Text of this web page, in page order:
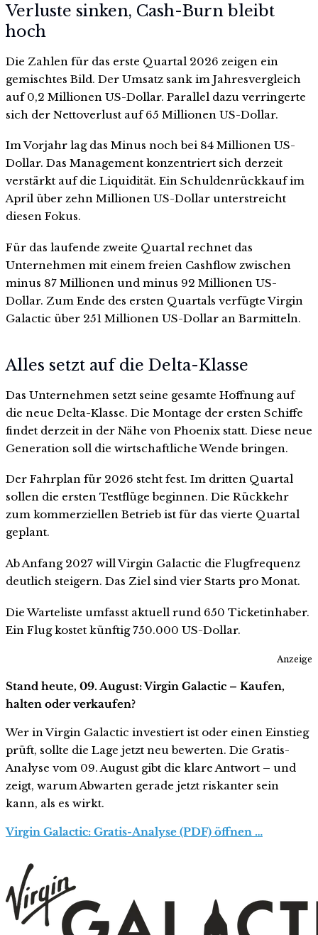
Verluste sinken, Cash-Burn bleibt
hoch
Die Zahlen für das erste Quartal 2026 zeigen ein
gemischtes Bild. Der Umsatz sank im Jahresvergleich
auf 0,2 Millionen US-Dollar. Parallel dazu verringerte
sich der Nettoverlust auf 65 Millionen US-Dollar.
Im Vorjahr lag das Minus noch bei 84 Millionen US-
Dollar. Das Management konzentriert sich derzeit
verstärkt auf die Liquidität. Ein Schuldenrückkauf im
April über zehn Millionen US-Dollar unterstreicht
diesen Fokus.
Für das laufende zweite Quartal rechnet das
Unternehmen mit einem freien Cashflow zwischen
minus 87 Millionen und minus 92 Millionen US-
Dollar. Zum Ende des ersten Quartals verfügte Virgin
Galactic über 251 Millionen US-Dollar an Barmitteln.
Alles setzt auf die Delta-Klasse
Das Unternehmen setzt seine gesamte Hoffnung auf
die neue Delta-Klasse. Die Montage der ersten Schiffe
findet derzeit in der Nähe von Phoenix statt. Diese neue
Generation soll die wirtschaftliche Wende bringen.
Der Fahrplan für 2026 steht fest. Im dritten Quartal
sollen die ersten Testflüge beginnen. Die Rückkehr
zum kommerziellen Betrieb ist für das vierte Quartal
geplant.
Ab Anfang 2027 will Virgin Galactic die Flugfrequenz
deutlich steigern. Das Ziel sind vier Starts pro Monat.
Die Warteliste umfasst aktuell rund 650 Ticketinhaber.
Ein Flug kostet künftig 750.000 US-Dollar.
Anzeige
Stand heute, 09. August: Virgin Galactic – Kaufen,
halten oder verkaufen?
Wer in Virgin Galactic investiert ist oder einen Einstieg
prüft, sollte die Lage jetzt neu bewerten. Die Gratis-
Analyse vom 09. August gibt die klare Antwort – und
zeigt, warum Abwarten gerade jetzt riskanter sein
kann, als es wirkt.
Virgin Galactic: Gratis-Analyse (PDF) öffnen …